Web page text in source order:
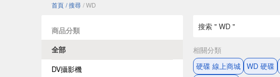
首頁 / 搜尋 / WD
商品分類
全部
DV攝影機
搜索 " WD "
相關分類
硬碟 線上商城 WD 硬碟